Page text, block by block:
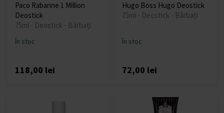
Paco Rabanne 1 Million
Deostick
75ml - Deostick - Bărbați
În stoc
118,00 lei
Hugo Boss Hugo Deostick
75ml - Deostick - Bărbați
În stoc
72,00 lei